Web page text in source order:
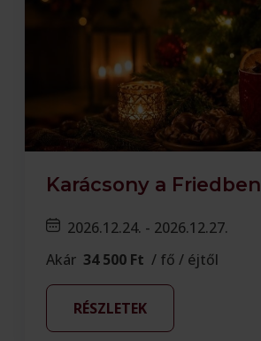
Karácsony a Friedben
2026.12.24. - 2026.12.27.
Akár 34 500 Ft / fő / éjtől
RÉSZLETEK